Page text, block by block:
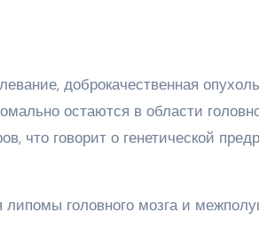
остаются в области
что говорит о генетической